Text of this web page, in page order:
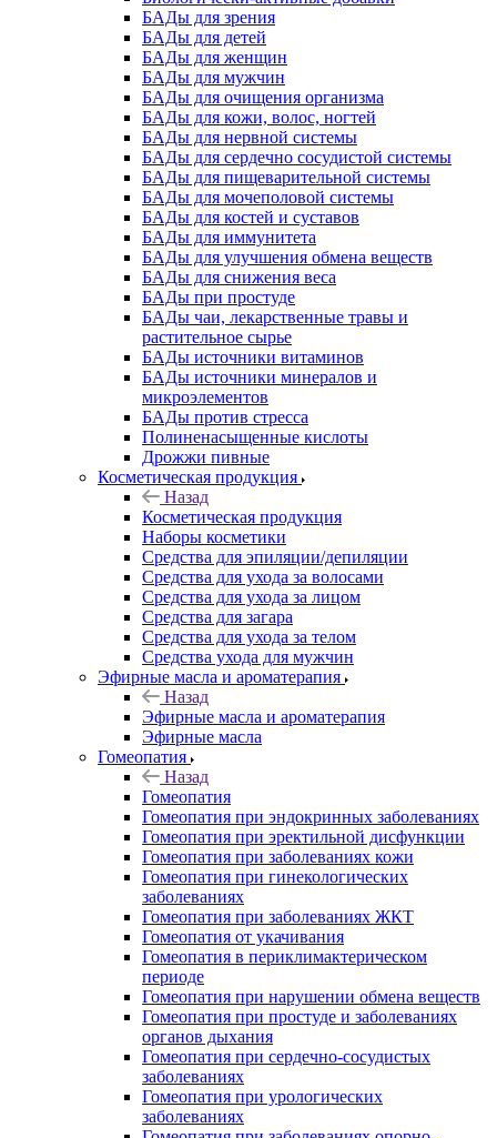
БАДы для зрения
БАДы для детей
БАДы для женщин
БАДы для мужчин
БАДы для очищения организма
БАДы для кожи, волос, ногтей
БАДы для нервной системы
БАДы для сердечно сосудистой системы
БАДы для пищеварительной системы
БАДы для мочеполовой системы
БАДы для костей и суставов
БАДы для иммунитета
БАДы для улучшения обмена веществ
БАДы для снижения веса
БАДы при простуде
БАДы чаи, лекарственные травы и
растительное сырье
БАДы источники витаминов
БАДы источники минералов и
микроэлементов
БАДы против стресса
Полиненасыщенные кислоты
Дрожжи пивные
Косметическая продукция
Назад
Косметическая продукция
Наборы косметики
Средства для эпиляции/депиляции
Средства для ухода за волосами
Средства для ухода за лицом
Средства для загара
Средства для ухода за телом
Средства ухода для мужчин
Эфирные масла и ароматерапия
Назад
Эфирные масла и ароматерапия
Эфирные масла
Гомеопатия
Назад
Гомеопатия
Гомеопатия при эндокринных заболеваниях
Гомеопатия при эректильной дисфункции
Гомеопатия при заболеваниях кожи
Гомеопатия при гинекологических
заболеваниях
Гомеопатия при заболеваниях ЖКТ
Гомеопатия от укачивания
Гомеопатия в периклимактерическом
периоде
Гомеопатия при нарушении обмена веществ
Гомеопатия при простуде и заболеваниях
органов дыхания
Гомеопатия при сердечно-сосудистых
заболеваниях
Гомеопатия при урологических
заболеваниях